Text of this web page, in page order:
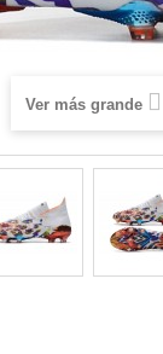
Ver más grande